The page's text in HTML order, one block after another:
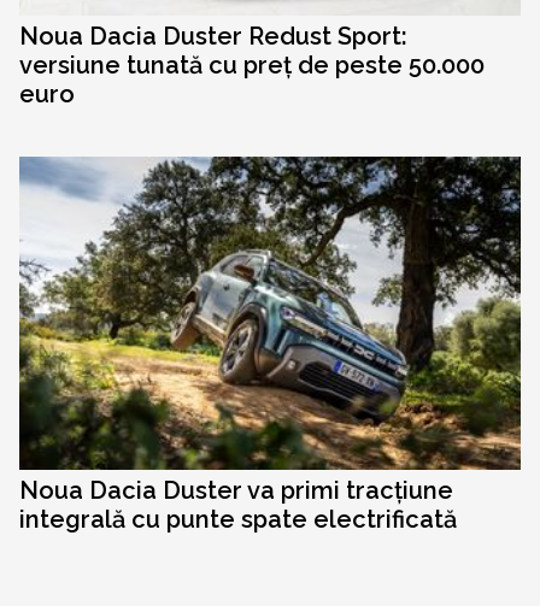
Noua Dacia Duster Redust Sport:
versiune tunată cu preț de peste 50.000
euro
Noua Dacia Duster va primi tracțiune
integrală cu punte spate electrificată